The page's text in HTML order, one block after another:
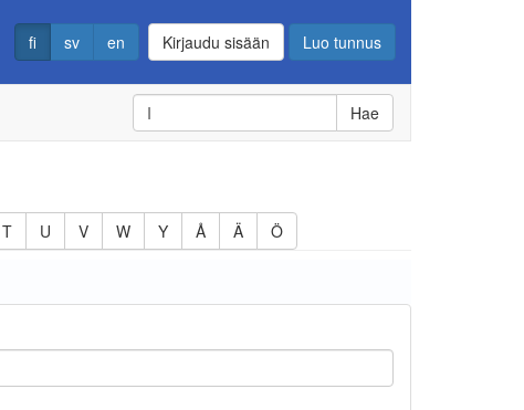
fi sv en Kirjaudu sisään Luo tunnus
Hae
T U V W Y Å Ä Ö